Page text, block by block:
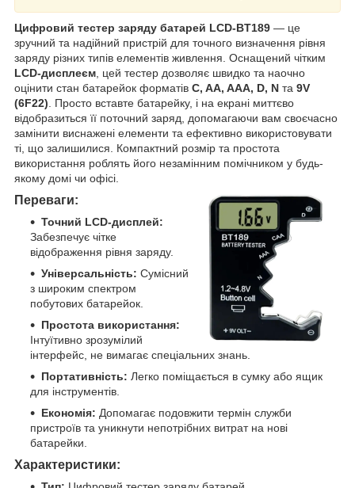
Цифровий тестер заряду батарей LCD-BT189 — це
зручний та надійний пристрій для точного визначення рівня
заряду різних типів елементів живлення. Оснащений чітким
LCD-дисплеєм , цей тестер дозволяє швидко та наочно
оцінити стан батарейок форматів C, AA, AAA, D, N та 9V
(6F22) . Просто вставте батарейку, і на екрані миттєво
відобразиться її поточний заряд, допомагаючи вам своєчасно
замінити виснажені елементи та ефективно використовувати
ті, що залишилися. Компактний розмір та простота
використання роблять його незамінним помічником у будь-
якому домі чи офісі.
Переваги:
Точний LCD-дисплей:
Забезпечує чітке
відображення рівня заряду.
Універсальність: Сумісний
з широким спектром
побутових батарейок.
Простота використання:
Інтуїтивно зрозумілий
інтерфейс, не вимагає спеціальних знань.
Портативність: Легко поміщається в сумку або ящик
для інструментів.
Економія: Допомагає подовжити термін служби
пристроїв та уникнути непотрібних витрат на нові
батарейки.
Характеристики: